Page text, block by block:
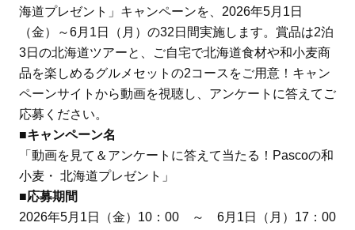
海道プレゼント」キャンペーンを、2026年5月1日
（金）～6月1日（月）の32日間実施します。賞品は2泊
3日の北海道ツアーと、ご自宅で北海道食材や和小麦商
品を楽しめるグルメセットの2コースをご用意！キャン
ペーンサイトから動画を視聴し、アンケートに答えてご
応募ください。
■キャンペーン名
「動画を見て＆アンケートに答えて当たる！Pascoの和
小麦・ 北海道プレゼント」
■応募期間
2026年5月1日（金）10：00 ～ 6月1日（月）17：00